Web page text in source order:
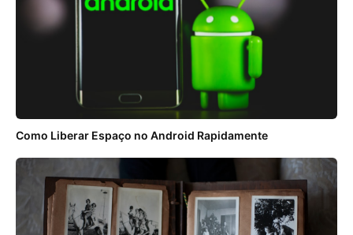
Como Liberar Espaço no Android Rapidamente